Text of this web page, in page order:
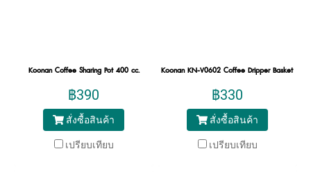
Koonan Coffee Sharing Pot 400 cc.
฿390
สั่งซื้อสินค้า
เปรียบเทียบ
Koonan KN-V0602 Coffee Dripper Basket V02
฿330
สั่งซื้อสินค้า
เปรียบเทียบ